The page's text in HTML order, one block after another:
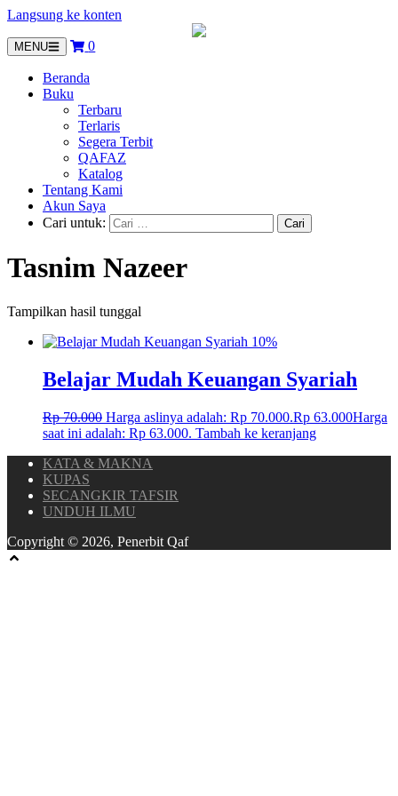
Langsung ke konten
MENU 0
Beranda
Buku
Terbaru
Terlaris
Segera Terbit
QAFAZ
Katalog
Tentang Kami
Akun Saya
Cari untuk:
Tasnim Nazeer
Tampilkan hasil tunggal
10%
Belajar Mudah Keuangan Syariah
Rp70.000 Harga aslinya adalah: Rp 70.000.Rp 63.000Harga
saat ini adalah: Rp 63.000. Tambah ke keranjang
KATA & MAKNA
KUPAS
SECANGKIR TAFSIR
UNDUH ILMU
Copyright © 2026, Penerbit Qaf